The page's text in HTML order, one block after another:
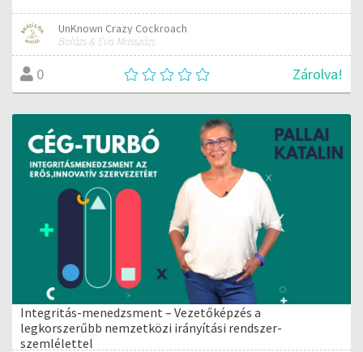
UnKnown Crazy Cockroach
Balázs & Éva Masszázs
0 Zárolva!
Integritás-menedzsment – Vezetőképzés a
legkorszerűbb nemzetközi irányítási rendszer-
szemlélettel